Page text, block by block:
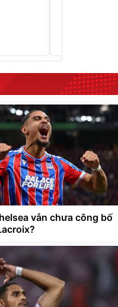
vẫn chưa công bố